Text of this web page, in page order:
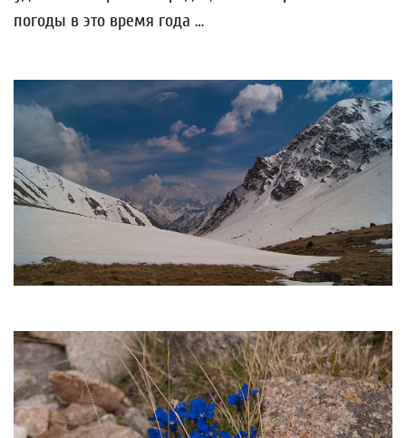
погоды в это время года …